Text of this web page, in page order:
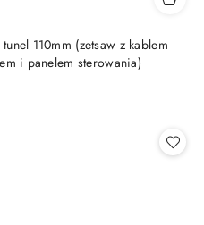
110mm (zetsaw z kablem
i panelem sterowania)